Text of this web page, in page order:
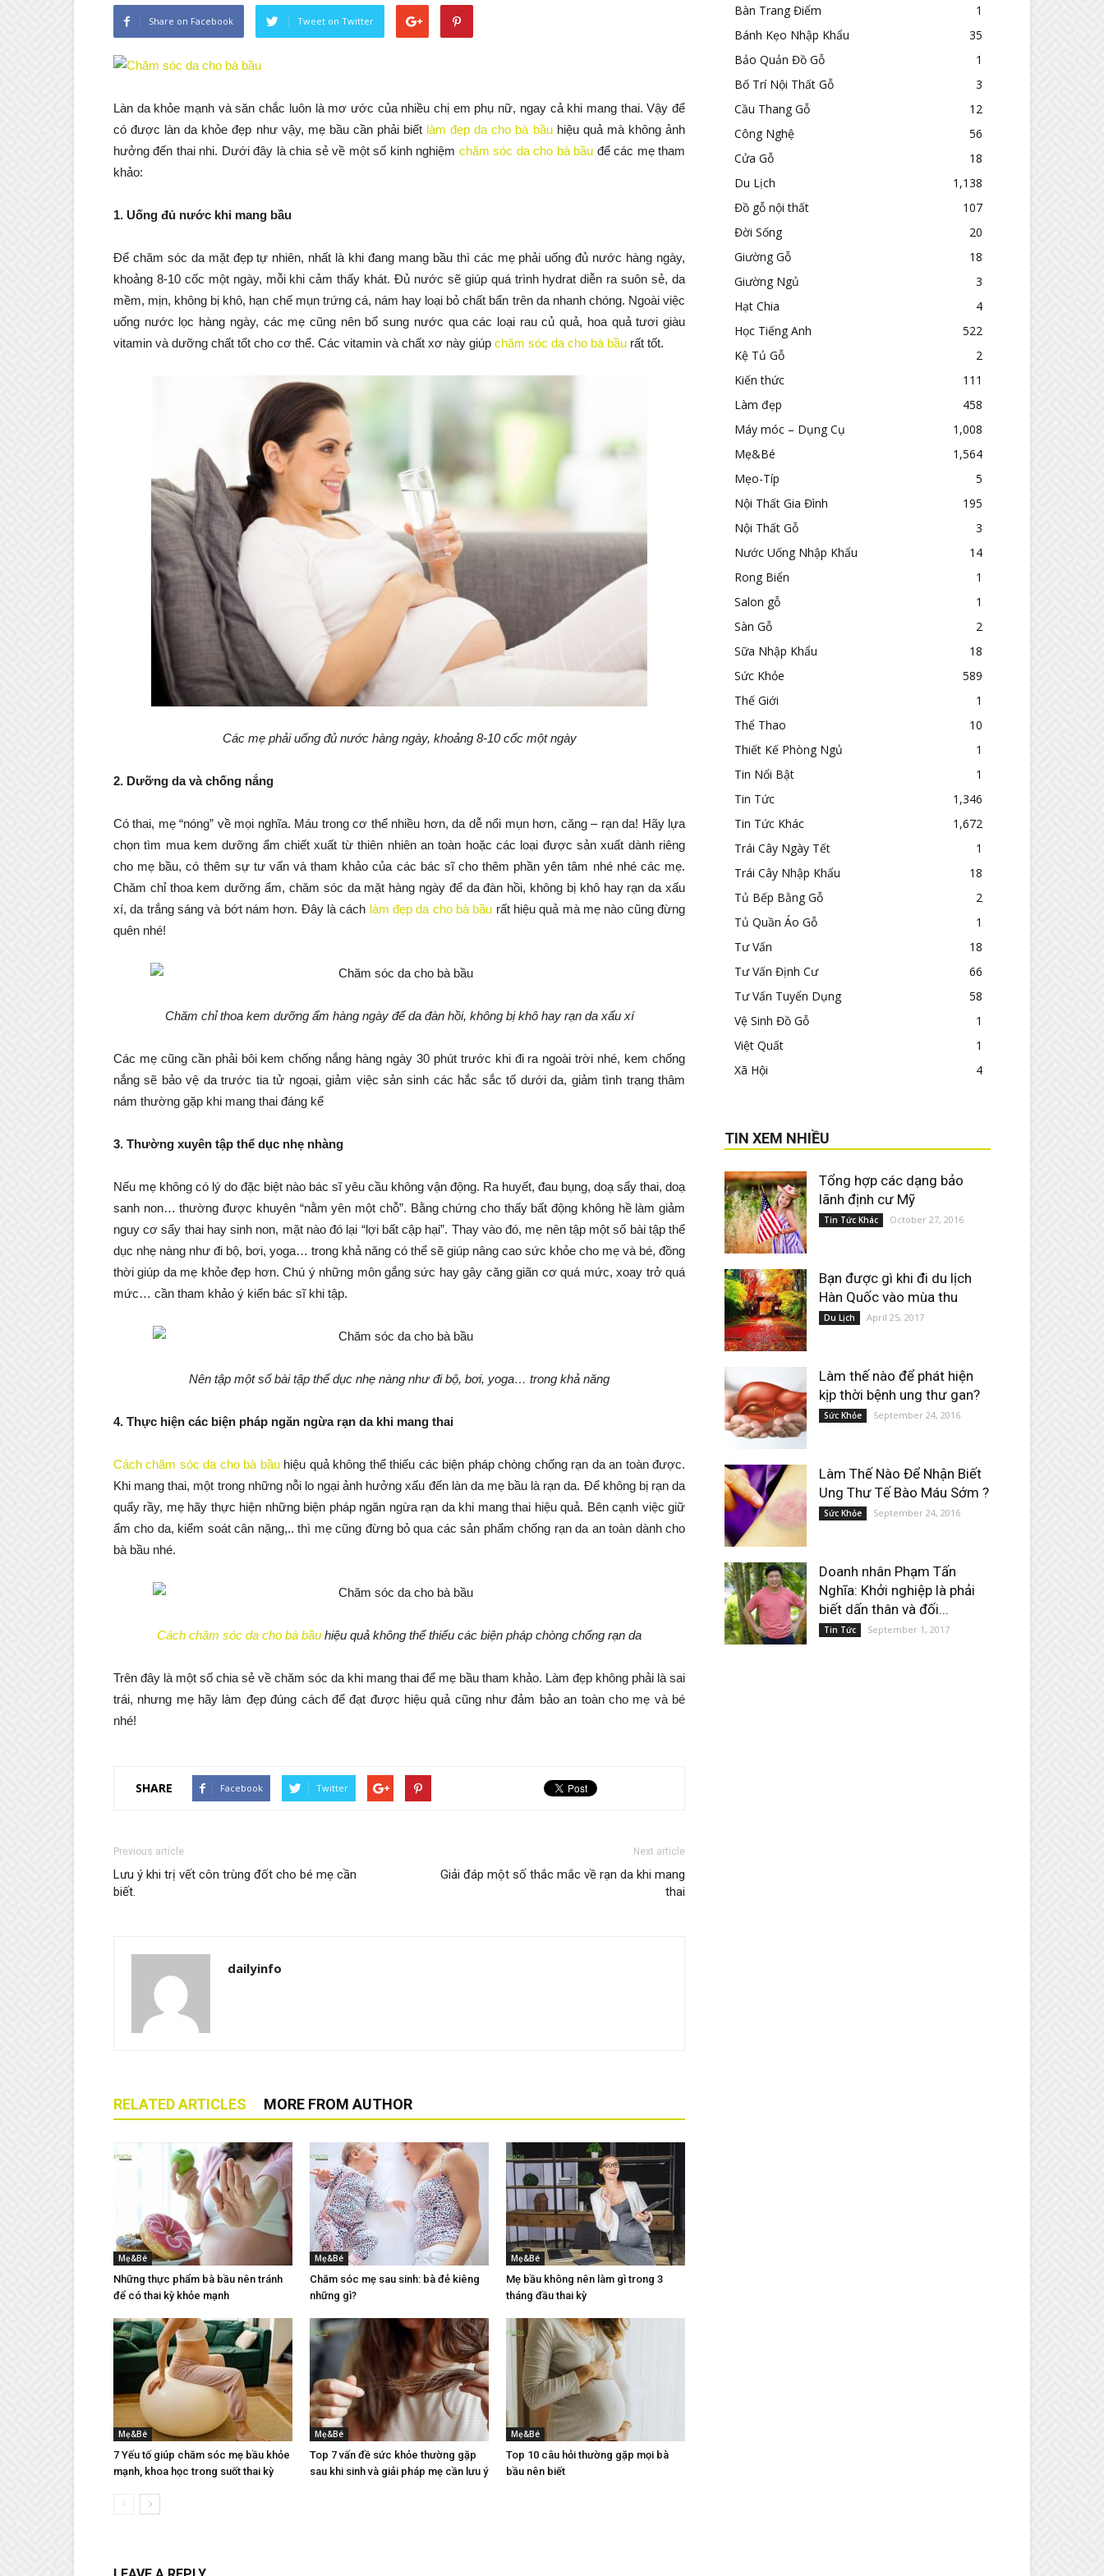
Share on Facebook Tweet on Twitter
Làn da khỏe mạnh và săn chắc luôn là mơ ước của nhiều chị em phụ nữ, ngay cả khi mang thai. Vậy để
có được làn da khỏe đẹp như vậy, mẹ bầu cần phải biết làm đẹp da cho bà bầuhiệu quả mà không ảnh
hưởng đến thai nhi. Dưới đây là chia sẻ về một số kinh nghiệm chăm sóc da cho bà bầu để các mẹ tham
khảo:
1. Uống đủ nước khi mang bầu
Để chăm sóc da mặt đẹp tự nhiên, nhất là khi đang mang bầu thì các mẹ phải uống đủ nước hàng ngày,
khoảng 8-10 cốc một ngày, mỗi khi cảm thấy khát. Đủ nước sẽ giúp quá trình hydrat diễn ra suôn sẻ, da
mềm, mịn, không bị khô, hạn chế mụn trứng cá, nám hay loại bỏ chất bẩn trên da nhanh chóng. Ngoài việc
uống nước lọc hàng ngày, các mẹ cũng nên bổ sung nước qua các loại rau củ quả, hoa quả tươi giàu
vitamin và dưỡng chất tốt cho cơ thể. Các vitamin và chất xơ này giúp chăm sóc da cho bà bầu rất tốt.
Các mẹ phải uống đủ nước hàng ngày, khoảng 8-10 cốc một ngày
2. Dưỡng da và chống nắng
Có thai, mẹ “nóng” về mọi nghĩa. Máu trong cơ thể nhiều hơn, da dễ nổi mụn hơn, căng – rạn da! Hãy lựa
chọn tìm mua kem dưỡng ẩm chiết xuất từ thiên nhiên an toàn hoặc các loại được sản xuất dành riêng
cho mẹ bầu, có thêm sự tư vấn và tham khảo của các bác sĩ cho thêm phần yên tâm nhé nhé các mẹ.
Chăm chỉ thoa kem dưỡng ẩm, chăm sóc da mặt hàng ngày để da đàn hồi, không bị khô hay rạn da xấu
xí, da trắng sáng và bớt nám hơn. Đây là cách làm đẹp da cho bà bầu rất hiệu quả mà mẹ nào cũng đừng
quên nhé!
Chăm chỉ thoa kem dưỡng ẩm hàng ngày để da đàn hồi, không bị khô hay rạn da xấu xí
Các mẹ cũng cần phải bôi kem chống nắng hàng ngày 30 phút trước khi đi ra ngoài trời nhé, kem chống
nắng sẽ bảo vệ da trước tia tử ngoại, giảm việc sản sinh các hắc sắc tố dưới da, giảm tình trạng thâm
nám thường gặp khi mang thai đáng kể
3. Thường xuyên tập thể dục nhẹ nhàng
Nếu mẹ không có lý do đặc biệt nào bác sĩ yêu cầu không vận động. Ra huyết, đau bụng, doạ sẩy thai, doạ
sanh non… thường được khuyên “nằm yên một chỗ”. Bằng chứng cho thấy bất động không hề làm giảm
nguy cơ sẩy thai hay sinh non, mặt nào đó lại “lợi bất cập hại”. Thay vào đó, mẹ nên tập một số bài tập thể
dục nhẹ nàng như đi bộ, bơi, yoga… trong khả năng có thể sẽ giúp nâng cao sức khỏe cho mẹ và bé, đồng
thời giúp da mẹ khỏe đẹp hơn. Chú ý những môn gắng sức hay gây căng giãn cơ quá mức, xoay trở quá
mức… cần tham khảo ý kiến bác sĩ khi tập.
Nên tập một số bài tập thể dục nhẹ nàng như đi bộ, bơi, yoga… trong khả năng
4. Thực hiện các biện pháp ngăn ngừa rạn da khi mang thai
Cách chăm sóc da cho bà bầuhiệu quả không thể thiếu các biện pháp chòng chống rạn da an toàn được.
Khi mang thai, một trong những nỗi lo ngại ảnh hưởng xấu đến làn da mẹ bầu là rạn da. Để không bị rạn da
quấy rầy, mẹ hãy thực hiện những biện pháp ngăn ngừa rạn da khi mang thai hiệu quả. Bên cạnh việc giữ
ẩm cho da, kiểm soát cân nặng,.. thì mẹ cũng đừng bỏ qua các sản phẩm chống rạn da an toàn dành cho
bà bầu nhé.
Cách chăm sóc da cho bà bầu hiệu quả không thể thiếu các biện pháp chòng chống rạn da
Trên đây là một số chia sẻ về chăm sóc da khi mang thai để mẹ bầu tham khảo. Làm đẹp không phải là sai
trái, nhưng mẹ hãy làm đẹp đúng cách để đạt được hiệu quả cũng như đảm bảo an toàn cho mẹ và bé
nhé!
SHARE Facebook Twitter
Previous article
Lưu ý khi trị vết côn trùng đốt cho bé mẹ cần
biết.
Next article
Giải đáp một số thắc mắc về rạn da khi mang
thai
dailyinfo
RELATED ARTICLES MORE FROM AUTHOR
Mẹ&Bé
Những thực phẩm bà bầu nên tránh
để có thai kỳ khỏe mạnh
Mẹ&Bé
Chăm sóc mẹ sau sinh: bà đẻ kiêng
những gì?
Mẹ&Bé
Mẹ bầu không nên làm gì trong 3
tháng đầu thai kỳ
Mẹ&Bé
7 Yếu tố giúp chăm sóc mẹ bầu khỏe
mạnh, khoa học trong suốt thai kỳ
Mẹ&Bé
Top 7 vấn đề sức khỏe thường gặp
sau khi sinh và giải pháp mẹ cần lưu ý
Mẹ&Bé
Top 10 câu hỏi thường gặp mọi bà
bầu nên biết
Bàn Trang Điểm
1
Bánh Kẹo Nhập Khẩu
35
Bảo Quản Đồ Gỗ
1
Bố Trí Nội Thất Gỗ
3
Cầu Thang Gỗ
12
Công Nghệ
56
Cửa Gỗ
18
Du Lịch
1,138
Đồ gỗ nội thất
107
Đời Sống
20
Giường Gỗ
18
Giường Ngủ
3
Hạt Chia
4
Học Tiếng Anh
522
Kệ Tủ Gỗ
2
Kiến thức
111
Làm đẹp
458
Máy móc – Dụng Cụ
1,008
Mẹ&Bé
1,564
Mẹo-Típ
5
Nội Thất Gia Đình
195
Nội Thất Gỗ
3
Nước Uống Nhập Khẩu
14
Rong Biển
1
Salon gỗ
1
Sàn Gỗ
2
Sữa Nhập Khẩu
18
Sức Khỏe
589
Thế Giới
1
Thể Thao
10
Thiết Kế Phòng Ngủ
1
Tin Nổi Bật
1
Tin Tức
1,346
Tin Tức Khác
1,672
Trái Cây Ngày Tết
1
Trái Cây Nhập Khẩu
18
Tủ Bếp Bằng Gỗ
2
Tủ Quần Áo Gỗ
1
Tư Vấn
18
Tư Vấn Định Cư
66
Tư Vấn Tuyển Dụng
58
Vệ Sinh Đồ Gỗ
1
Việt Quất
1
Xã Hội
4
TIN XEM NHIỀU
Tổng hợp các dạng bảo
lãnh định cư Mỹ
Tin Tức Khác October 27, 2016
Bạn được gì khi đi du lịch
Hàn Quốc vào mùa thu
Du Lịch April 25, 2017
Làm thế nào để phát hiện
kịp thời bệnh ung thư gan?
Sức Khỏe September 24, 2016
Làm Thế Nào Để Nhận Biết
Ung Thư Tế Bào Máu Sớm ?
Sức Khỏe September 24, 2016
Doanh nhân Phạm Tấn
Nghĩa: Khởi nghiệp là phải
biết dấn thân và đối...
Tin Tức September 1, 2017